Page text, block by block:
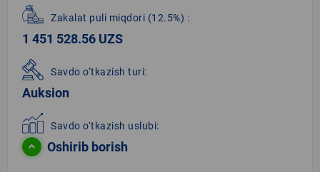
Zakalat puli miqdori (12.5%) :
1 451 528.56 UZS
Savdo o‘tkazish turi:
Auksion
Savdo o‘tkazish uslubi:
Oshirib borish